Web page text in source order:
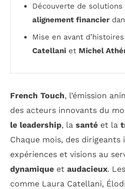
Découverte de solutions
alignement financier
Mise en avant
Catellani et Michel
French Touch, l’émission
des acteurs innovants du
le leadership, la santé et la
Chaque mois, des
expériences et visions au
dynamique et audacieux.
comme Laura Catellani,